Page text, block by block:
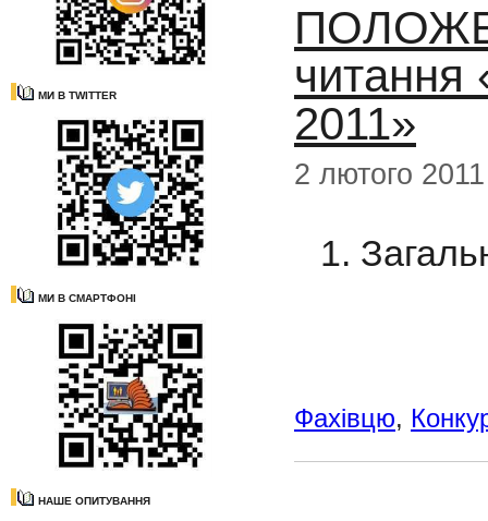
МИ В TWITTER
МИ В СМАРТФОНІ
НАШЕ ОПИТУВАННЯ
читання
2011»
2 лютого 2011
1.
Фахівцю,